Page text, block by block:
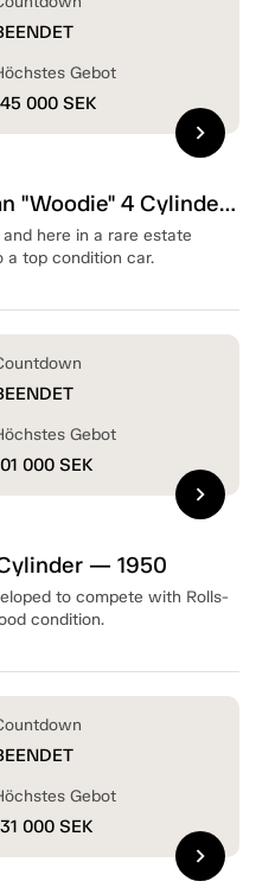
Austin Seven Countryman "Woodie" 4 Cylinder — 1968
here in a rare estate
a top condition car.
Gebot
000 SEK
chevron_right
— 1950
to compete with Rolls-
condition.
Gebot
000 SEK
chevron_right
Gebot
000 SEK
chevron_right